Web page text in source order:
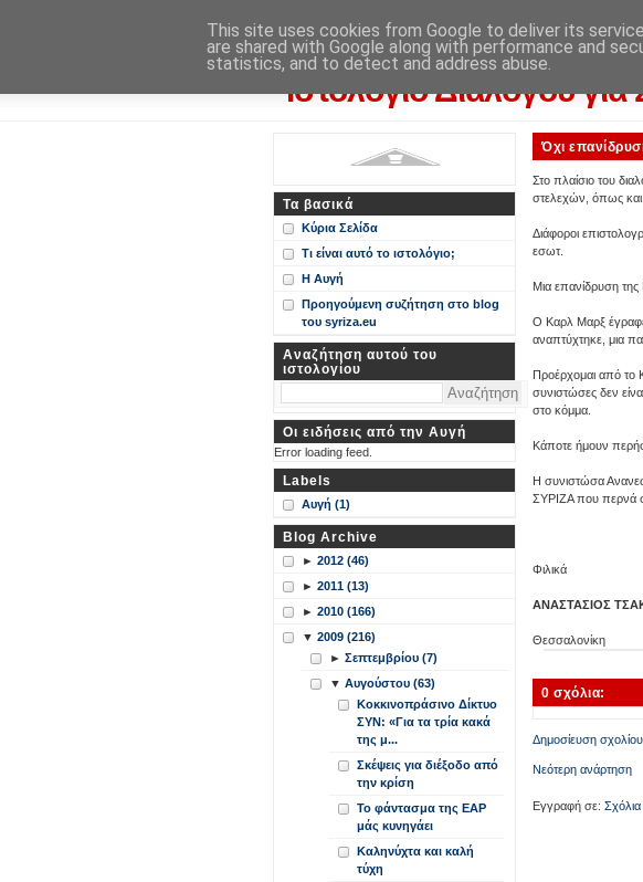
Ιστολόγιο Διαλόγου
Περί ΣΥΝ, ΣΥΡΙΖΑ και ευρωεκλογικού
Όχι
Στο πλαίσιο του
στελεχών, όπως και
Διάφοροι
εσωτ.
Μια επανίδρυση της
Ο Καρλ Μαρξ έγραφε
αναπτύχτηκε, μια
Προέρχομαι από το
συνιστώσες δεν
στο κόμμα.
Κάποτε ήμουν
Η συνιστώσα
ΣΥΡΙΖΑ που περνά
Φιλικά
ΑΝΑΣΤΑΣΙΟΣ
Θεσσαλονίκη
0 σχόλια:
Δημοσίευση σχολίου
Νεότερη ανάρτηση
Εγγραφή σε:
Τα βασικά
Κύρια Σελίδα
Τι είναι αυτό το ιστολόγιο;
Η Αυγή
Προηγούμενη συζήτηση στο blog
του syriza.eu
Αναζήτηση αυτού του
ιστολογίου
Οι ειδήσεις από την Αυγή
Error loading feed.
Labels
Αυγή (1)
Blog Archive
► 2012 (46)
► 2011 (13)
► 2010 (166)
▼ 2009 (216)
► Σεπτεμβρίου (7)
▼ Αυγούστου (63)
Κοκκινοπράσινο Δίκτυο
ΣΥΝ: «Για τα τρία κακά
της μ...
Σκέψεις για διέξοδο από
την κρίση
Το φάντασμα της ΕΑΡ
μάς κυνηγάει
Καληνύχτα και καλή
τύχη
This site uses cookies from Google to deliver its
are shared with Google along with performance and
statistics, and to detect and address abuse.